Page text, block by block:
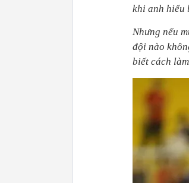
khi anh hiểu
Nhưng nếu
đội nào
biết cách